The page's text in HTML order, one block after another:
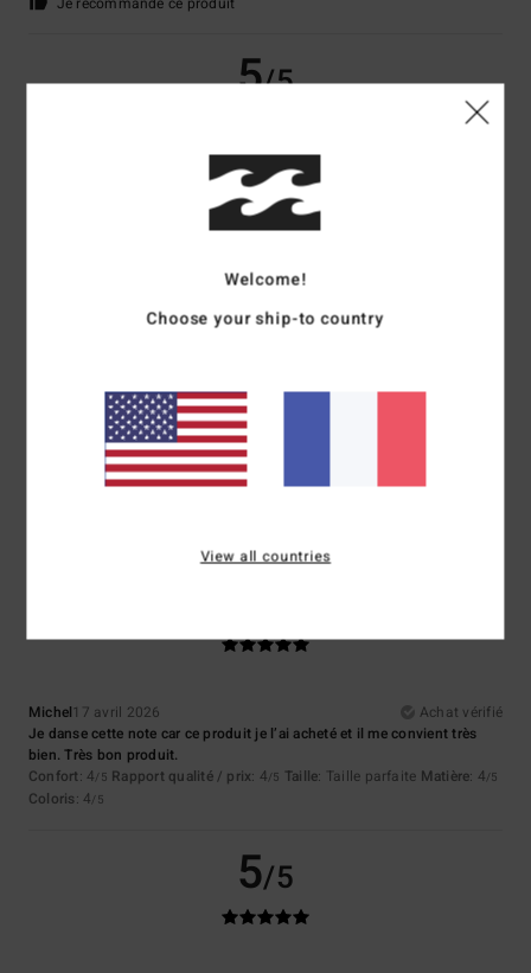
5/5
Rapport qualité / prix: 5/5 Taille: Petit
5/5
29 juin 2026
coupe et couleur
/5 Rapport qualité / prix Taille: Taille parfaiteMatière
Michel17 avril 2026
Achat vérifié
Je danse cette note car ce produit je l’ai acheté et il me convient très
bien. Très bon produit.
Confort: 4/5 Rapport qualité / prix: 4/5 Taille: Taille parfaite Matière: 4/5
Coloris: 4/5
5/5
Welcome!
Choose your ship-to country
View all countries